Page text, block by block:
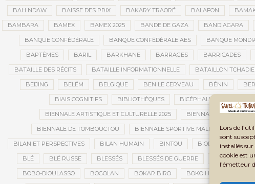
Lors de
sont
installés
cookie est
l’émetteur
BAH NDAW BAISSE DES PRIX BAKARY TRAORÉ BALAFON
BAMBARA BAMEX BAMEX 2025 BANDE DE GAZA BANDIAGARA
BANQUE CONFÉDÉRALE BANQUE CONFÉDÉRALE AES BANQUE
BAPTÊMES BARIL BARKHANE BARRAGES BARRICADES
BATAILLE DES RÉCITS BATAILLE INFORMATIONNELLE BATAILLON
BEIJING BELÉM BELGIQUE BEN LE CERVEAU BÉNIN BER
BIAIS COGNITIFS BIBLIOTHÈQUES BICÉPHALISME
BIENNALE ARTISTIQUE ET CULTURELLE 2025 BIENNALE ARTISTIQUE
BIENNALE DE TOMBOUCTOU BIENNALE SPORTIVE MALI BIG DATA
BILAN ET PERSPECTIVES BILAN HUMAIN BINTOU BIODIVERSITÉ
BLÉ BLÉ RUSSE BLESSÉS BLESSÉS DE GUERRE BLESSURE
BOBO-DIOULASSO BOGOLAN BOKAR BIRO BOKO HARAM